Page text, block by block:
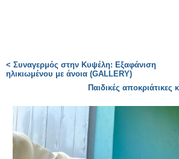
< Συναγερμός στην Κυψέλη: Εξαφάνιση
ηλικιωμένου με άνοια (GALLERY)
Παιδικές